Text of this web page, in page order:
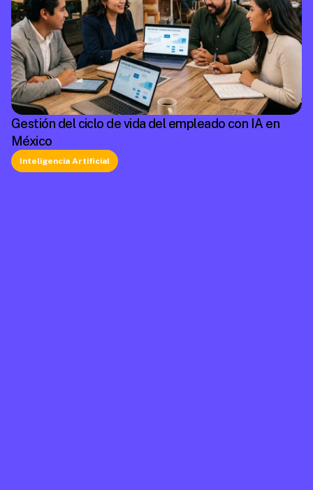
Gestión del ciclo de vida del empleado con IA en
México
Inteligencia Artificial